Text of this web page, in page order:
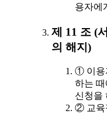
용자에
제 11 조 (
의 해지)
① 이용
하는 때
신청을
② 교육